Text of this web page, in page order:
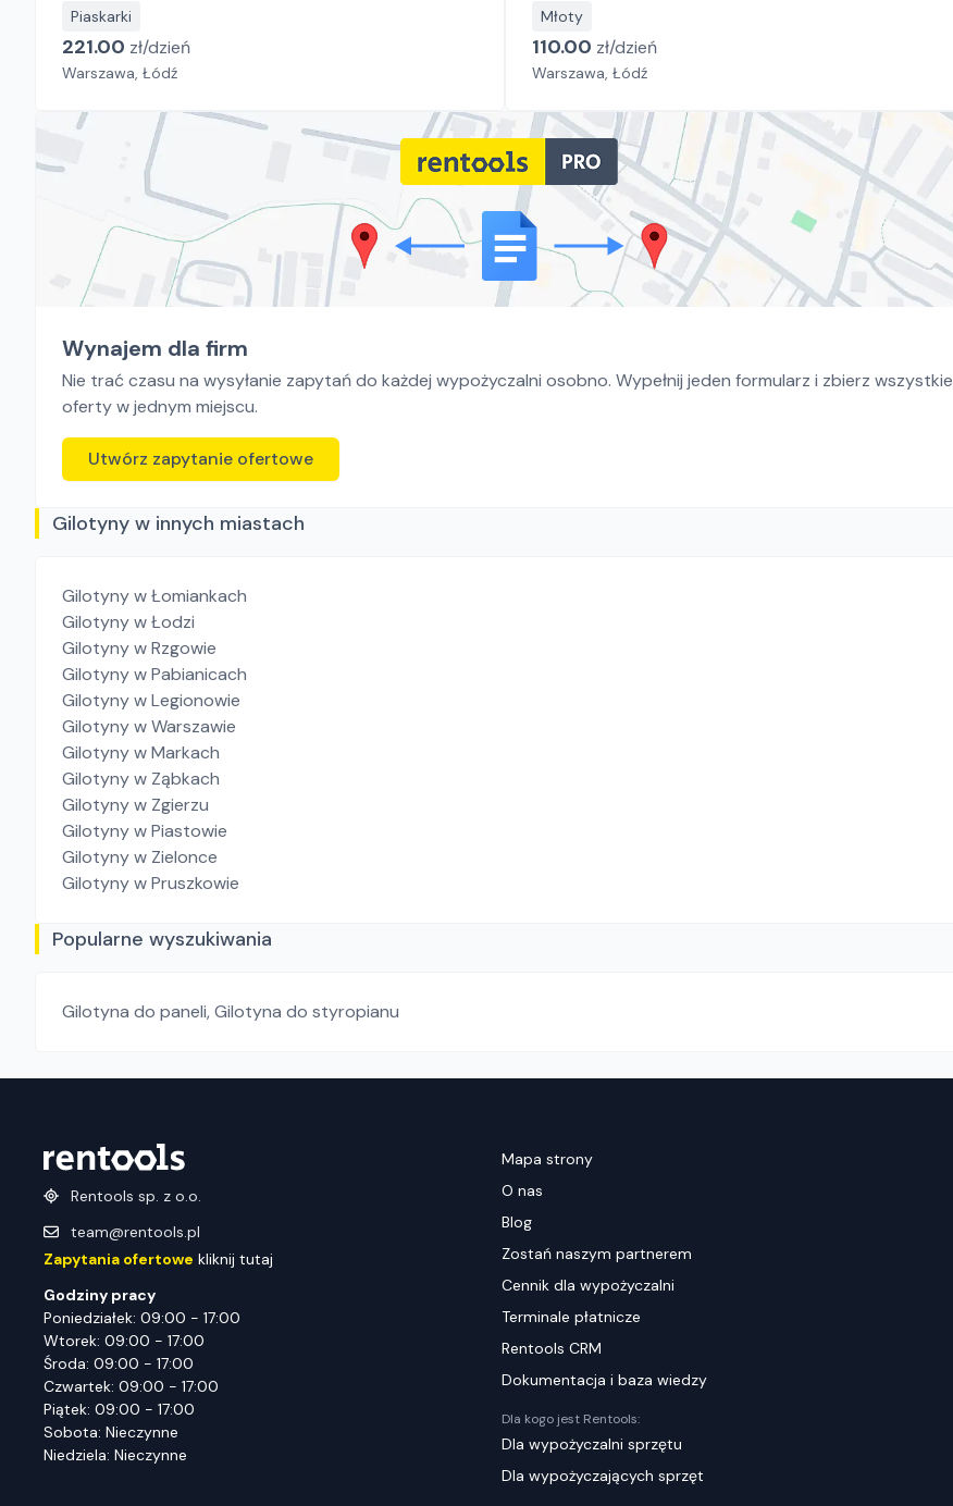
Piaskarki
221.00 zł/dzień
Warszawa, Łódź
Młoty
110.00 zł/dzień
Warszawa, Łódź
Wynajem dla firm
Nie trać czasu na wysyłanie zapytań do każdej wypożyczalni osobno. Wypełnij jeden formularz i zbierz wszystkie
oferty w jednym miejscu.
Utwórz zapytanie ofertowe
Gilotyny w innych miastach
Gilotynyw Łomiankach
Gilotynyw Łodzi
Gilotynyw Rzgowie
Gilotynyw Pabianicach
Gilotynyw Legionowie
Gilotynyw Warszawie
Gilotynyw Markach
Gilotynyw Ząbkach
Gilotynyw Zgierzu
Gilotynyw Piastowie
Gilotynyw Zielonce
Gilotynyw Pruszkowie
Popularne wyszukiwania
Gilotyna do paneli,Gilotyna do styropianu
Rentools sp. z o.o.
team@rentools.pl
Zapytania ofertowe kliknij tutaj
Godziny pracy
Poniedziałek: 09:00 - 17:00
Wtorek: 09:00 - 17:00
Środa: 09:00 - 17:00
Czwartek: 09:00 - 17:00
Piątek: 09:00 - 17:00
Sobota: Nieczynne
Niedziela: Nieczynne
Mapa strony
O nas
Blog
Zostań naszym partnerem
Cennik dla wypożyczalni
Terminale płatnicze
Rentools CRM
Dokumentacja i baza wiedzy
Dla kogo jest Rentools:
Dla wypożyczalni sprzętu
Dla wypożyczających sprzęt